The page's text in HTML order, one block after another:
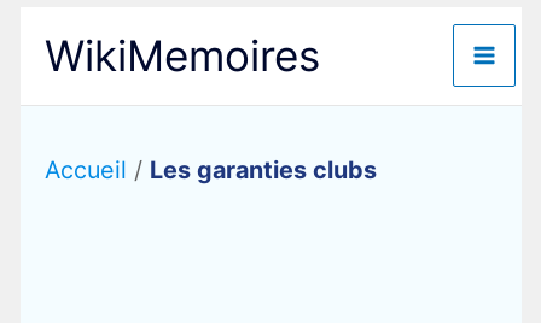
contenu
WikiMemoires
Accueil / Les garanties clubs